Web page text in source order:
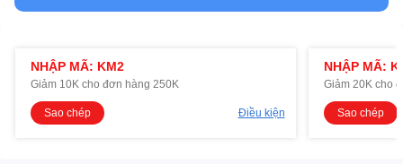
NHẬP MÃ: KM2
Giảm 10K cho đơn hàng 250K
Sao chép Điều kiện
NHẬP MÃ:
Giảm 20K cho
Sao chép